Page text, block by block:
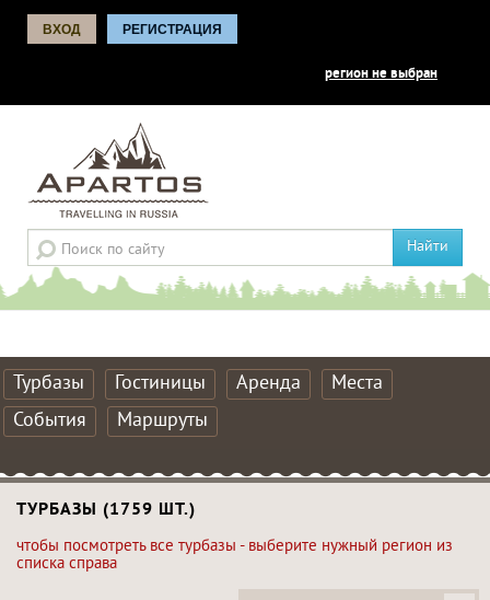
ВХОД РЕГИСТРАЦИЯ
регион не выбран
Найти
Турбазы Гостиницы Аренда
Места
События
Маршруты
ТУРБАЗЫ (1759 ШТ.)
чтобы посмотреть все турбазы - выберите нужный регион из
списка справа